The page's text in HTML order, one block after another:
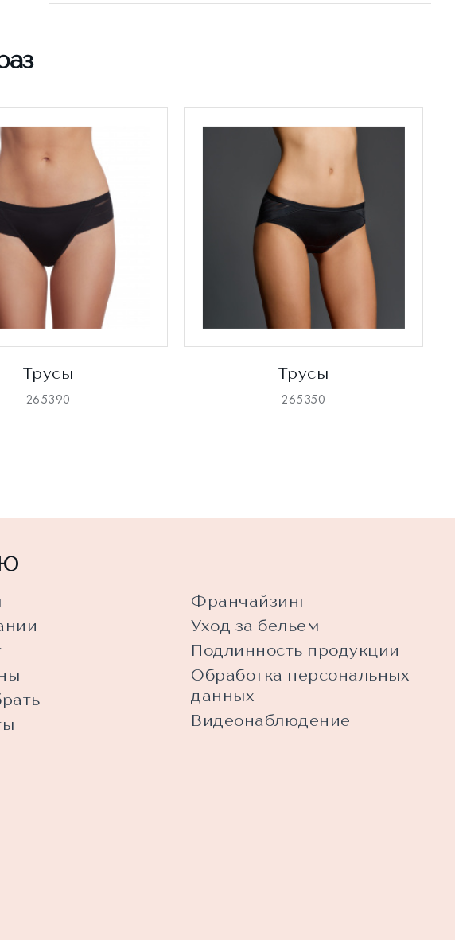
Трусы
265390
Трусы
265350
Франчайзинг
Уход за бельем
Подлинность продукции
Обработка персональных
данных
Видеонаблюдение